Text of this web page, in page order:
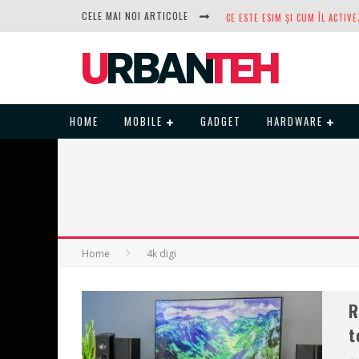
CELE MAI NOI ARTICOLE
DUPĂ ANI DE REFUZURI,
HOME MOBILE GADGET HARDWARE
Home 4k digi